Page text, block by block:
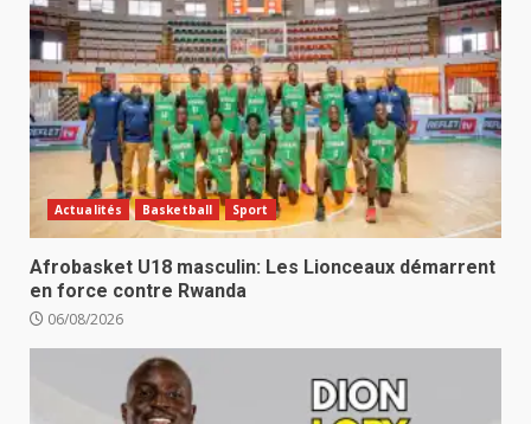
Actualités Basketball Sport
Afrobasket U18 masculin: Les Lionceaux démarrent
en force contre Rwanda
06/08/2026